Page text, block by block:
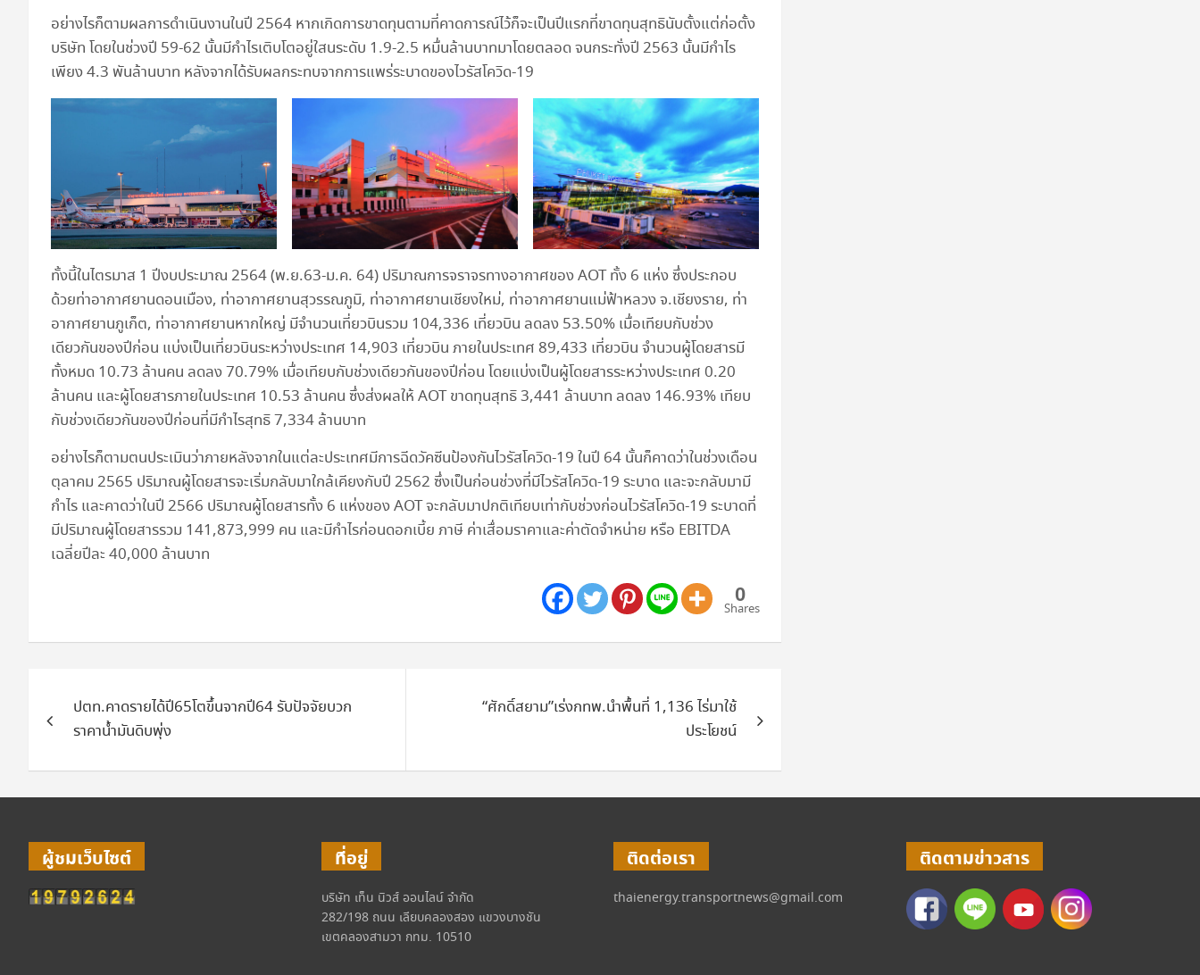
อย่างไรก็ตามผลการดำเนินงานในปี 2564 หากเกิดการขาดทุนตามที่คาดการณ์ไว้ก็จะเป็นปีแรกที่ขาดทุนสุทธินับตั้งแต่ก่อตั้ง
บริษัท โดยในช่วงปี 59-62 นั้นมีกำไรเติบโตอยู่ใสนระดับ 1.9-2.5 หมื่นล้านบาทมาโดยตลอด จนกระทั่งปี 2563 นั้นมีกำไร
เพียง 4.3 พันล้านบาท หลังจากได้รับผลกระทบจากการแพร่ระบาดของไวรัสโควิด-19
ทั้งนี้ในไตรมาส 1 ปีงบประมาณ 2564 (พ.ย.63-ม.ค. 64) ปริมาณการจราจรทางอากาศของ AOT ทั้ง 6 แห่ง ซึ่งประกอบ
ด้วยท่าอากาศยานดอนเมือง, ท่าอากาศยานสุวรรณภูมิ, ท่าอากาศยานเชียงใหม่, ท่าอากาศยานแม่ฟ้าหลวง จ.เชียงราย, ท่า
อากาศยานภูเก็ต, ท่าอากาศยานหากใหญ่ มีจำนวนเที่ยวบินรวม 104,336 เที่ยวบิน ลดลง 53.50% เมื่อเทียบกับช่วง
เดียวกันของปีก่อน แบ่งเป็นเที่ยวบินระหว่างประเทศ 14,903 เที่ยวบิน ภายในประเทศ 89,433 เที่ยวบิน จำนวนผู้โดยสารมี
ทั้งหมด 10.73 ล้านคน ลดลง 70.79% เมื่อเทียบกับช่วงเดียวกันของปีก่อน โดยแบ่งเป็นผู้โดยสารระหว่างประเทศ 0.20
ล้านคน และผู้โดยสารภายในประเทศ 10.53 ล้านคน ซึ่งส่งผลให้ AOT ขาดทุนสุทธิ 3,441 ล้านบาท ลดลง 146.93% เทียบ
กับช่วงเดียวกันของปีก่อนที่มีกำไรสุทธิ 7,334 ล้านบาท
อย่างไรก็ตามตนประเมินว่าภายหลังจากในแต่ละประเทศมีการฉีดวัคซีนป้องกันไวรัสโควิด-19 ในปี 64 นั้นก็คาดว่าในช่วงเดือน
ตุลาคม 2565 ปริมาณผู้โดยสารจะเริ่มกลับมาใกล้เคียงกับปี 2562 ซึ่งเป็นก่อนช่วงที่มีไวรัสโควิด-19 ระบาด และจะกลับมามี
กำไร และคาดว่าในปี 2566 ปริมาณผู้โดยสารทั้ง 6 แห่งของ AOT จะกลับมาปกติเทียบเท่ากับช่วงก่อนไวรัสโควิด-19 ระบาดที่
มีปริมาณผู้โดยสารรวม 141,873,999 คน และมีกำไรก่อนดอกเบี้ย ภาษี ค่าเสื่อมราคาและค่าตัดจำหน่าย หรือ EBITDA
เฉลี่ยปีละ 40,000 ล้านบาท
0
Shares
เรื่องปตท.คาดรายได้ปี65โตขึ้นจากปี64 รับปัจจัยบวก
ราคาน้ำมันดิบพุ่ง
“ศักดิ์สยาม”เร่งกทพ.นำพื้นที่ 1,136 ไร่มาใช้
ประโยชน์
ผู้ชมเว็บไซต์ ที่อยู่
บริษัท เท็น นิวส์ ออนไลน์ จำกัด
282/198 ถนน เลียบคลองสอง แขวงบางชัน
เขตคลองสามวา กทม. 10510
ติดต่อเรา
thaienergy.transportnews@gmail.com
ติดตามข่าวสาร